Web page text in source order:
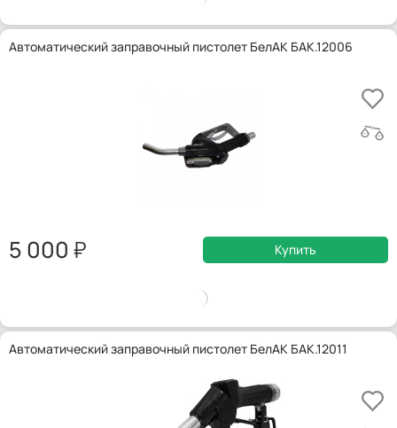
Автоматический заправочный пистолет БелАК БАК.12006
5 000 Купить
Автоматический заправочный пистолет БелАК БАК.12011